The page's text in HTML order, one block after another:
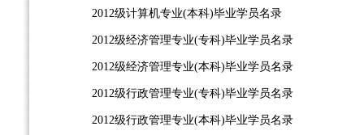
2012级计算机专业(本科)毕业学员名录
2012级经济管理专业(专科)毕业学员名录
2012级经济管理专业(本科)毕业学员名录
2012级行政管理专业(专科)毕业学员名录
2012级行政管理专业(本科)毕业学员名录